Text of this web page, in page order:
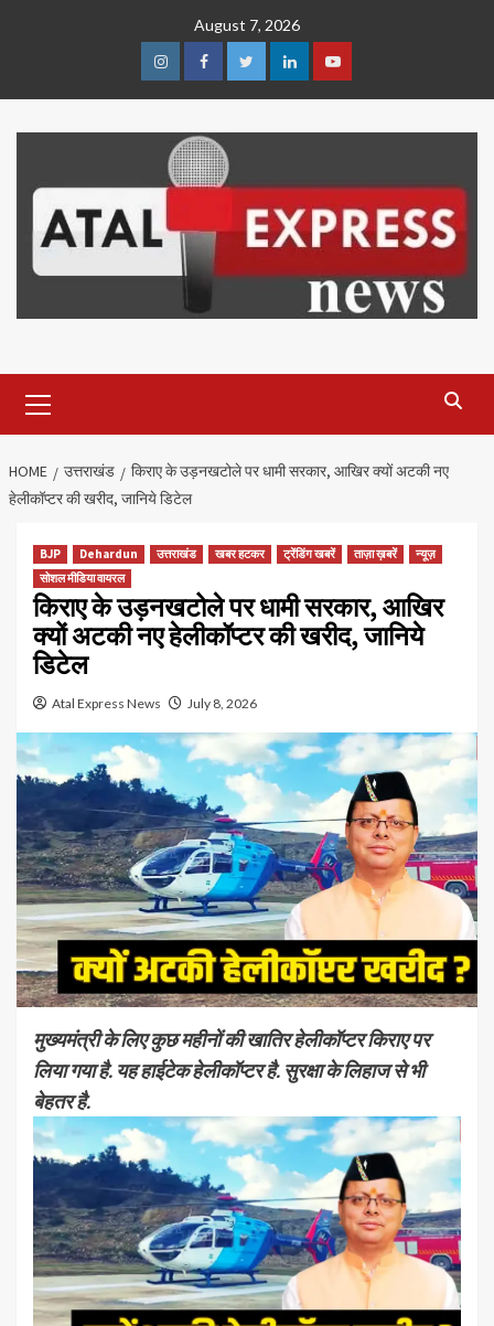
August 7, 2026
InstagramFacebookTwitterLinkedinYoutube
Menu
HOME उत्तराखंड
किराए के उड़नखटोले पर धामी सरकार, आखिर क्यों अटकी नए
हेलीकॉप्टर की खरीद, जानिये डिटेल
BJP Dehardun उत्तराखंड खबर हटकर ट्रेंडिंग खबरें ताज़ा ख़बरें
न्यूज़
सोशल मीडिया वायरल
किराए के उड़नखटोले पर धामी सरकार, आखिर
क्यों अटकी नए हेलीकॉप्टर की खरीद, जानिये
डिटेल
Atal Express News July 8, 2026
मुख्यमंत्री के लिए कुछ महीनों की खातिर हेलीकॉप्टर किराए पर
लिया गया है. यह हाईटेक हेलीकॉप्टर है. सुरक्षा के लिहाज से भी
बेहतर है.